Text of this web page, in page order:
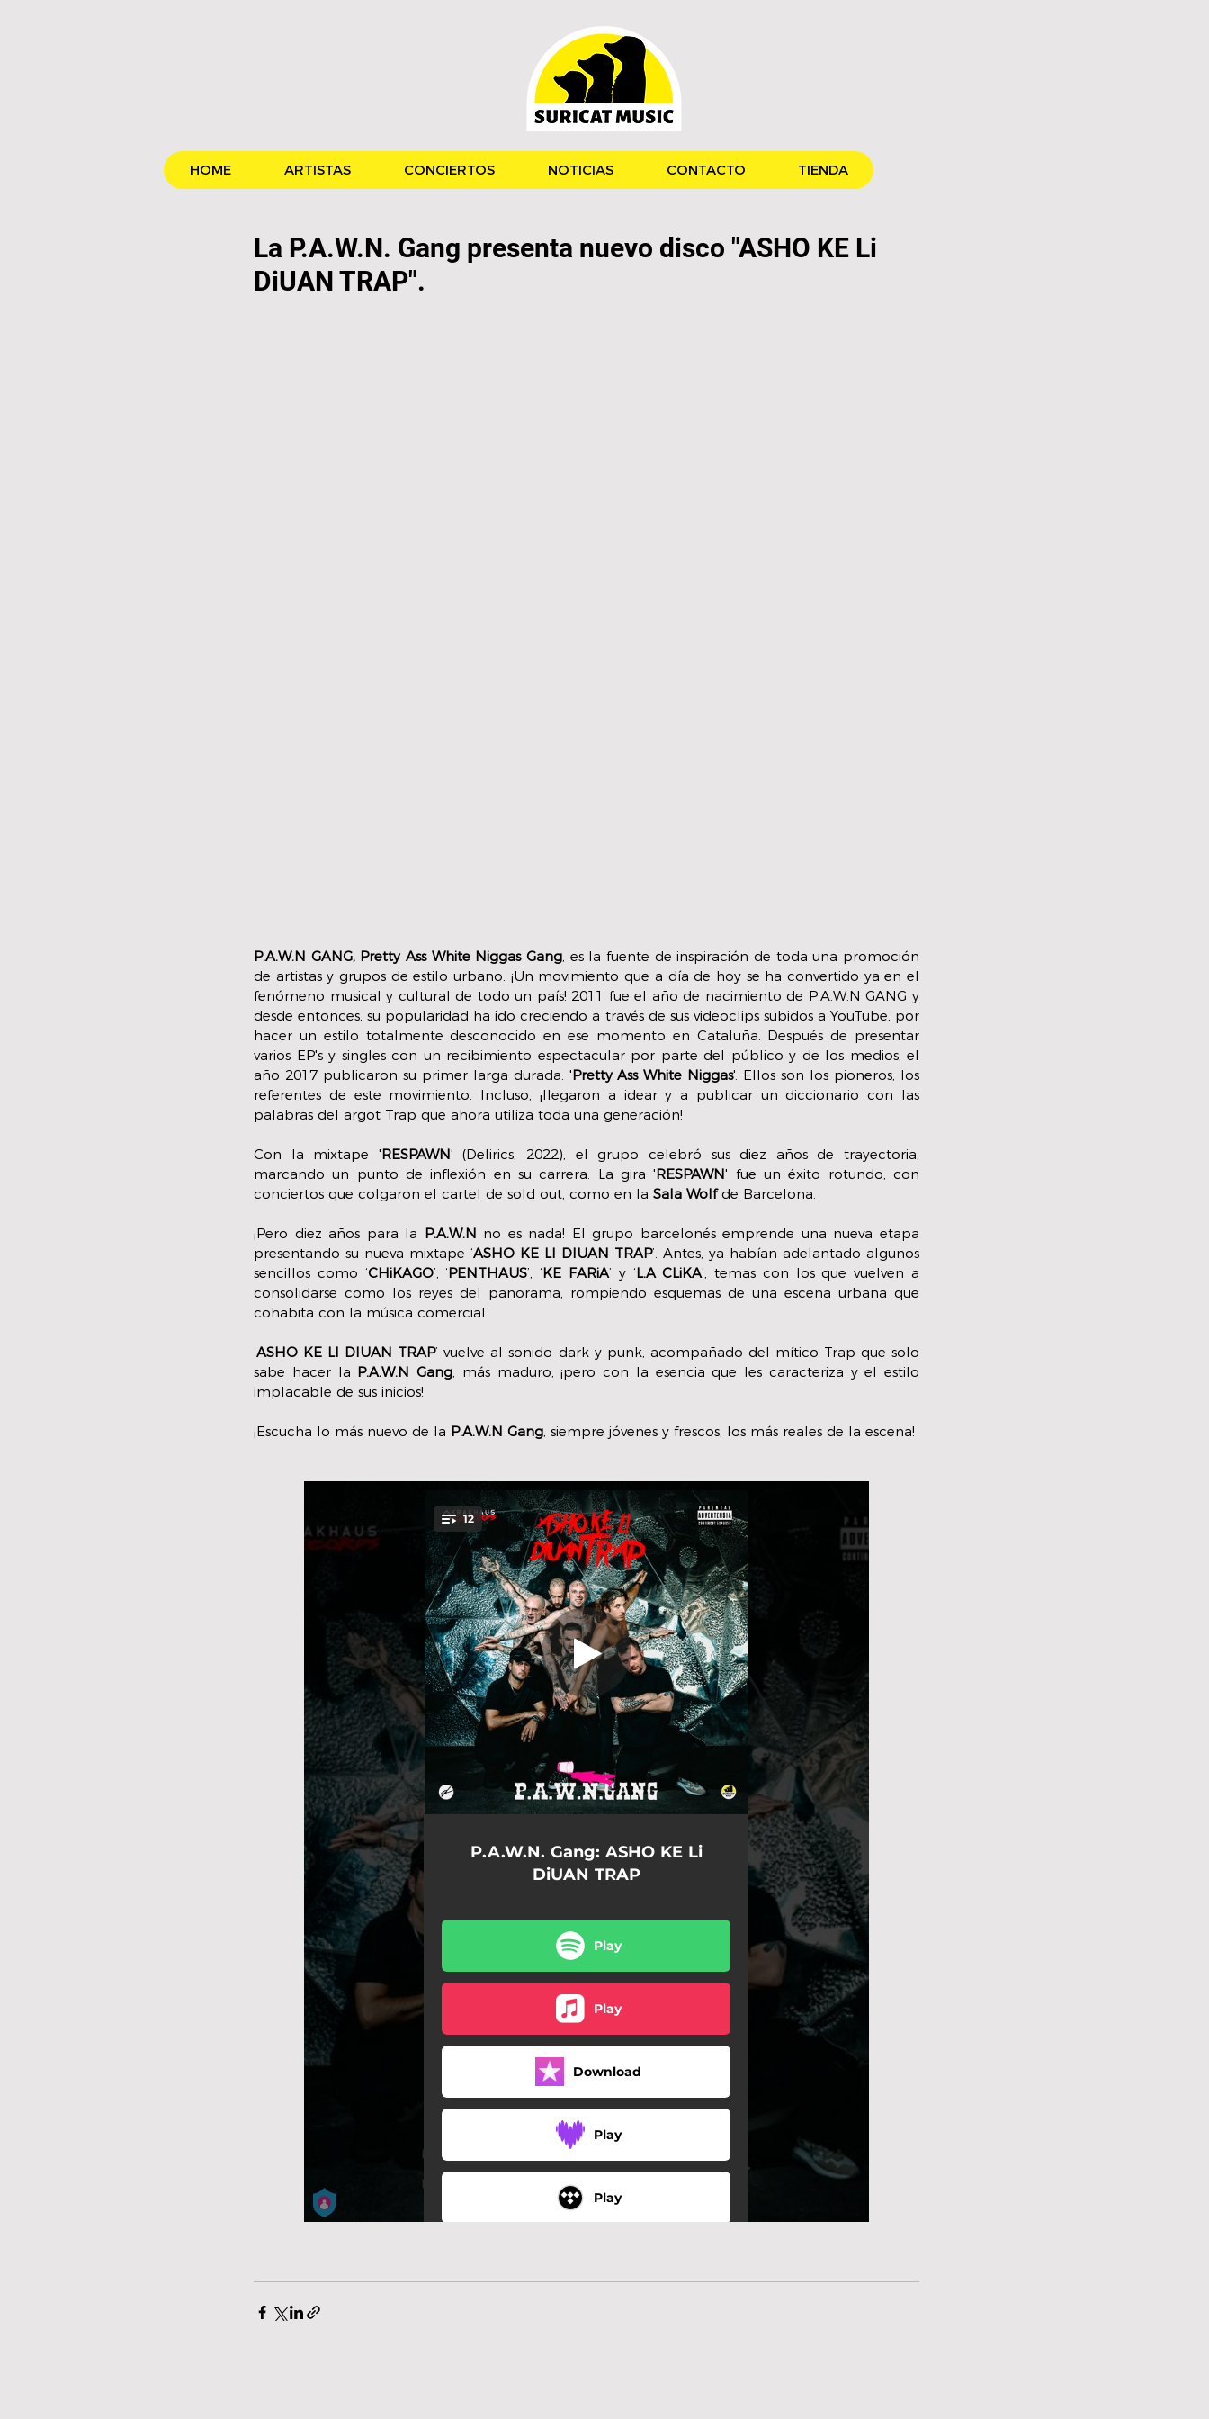
HOME ARTISTAS CONCIERTOS NOTICIAS CONTACTO TIENDA
La P.A.W.N. Gang presenta nuevo disco "ASHO KE Li
DiUAN TRAP".
P.A.W.N GANG, Pretty Ass White Niggas Gang, es la fuente de inspiración de toda una promoción
de artistas y grupos de estilo urbano. ¡Un movimiento que a día de hoy se ha convertido ya en el
fenómeno musical y cultural de todo un país! 2011 fue el año de nacimiento de P.A.W.N GANG y
desde entonces, su popularidad ha ido creciendo a través de sus videoclips subidos a YouTube, por
hacer un estilo totalmente desconocido en ese momento en Cataluña. Después de presentar
varios EP's y singles con un recibimiento espectacular por parte del público y de los medios, el
año 2017 publicaron su primer larga durada: 'Pretty Ass White Niggas'. Ellos son los pioneros, los
referentes de este movimiento. Incluso, ¡llegaron a idear y a publicar un diccionario con las
palabras del argot Trap que ahora utiliza toda una generación!
Con la mixtape 'RESPAWN' (Delirics, 2022), el grupo celebró sus diez años de trayectoria,
marcando un punto de inflexión en su carrera. La gira 'RESPAWN' fue un éxito rotundo, con
conciertos que colgaron el cartel de sold out, como en la Sala Wolf de Barcelona.
¡Pero diez años para la P.A.W.N no es nada! El grupo barcelonés emprende una nueva etapa
presentando su nueva mixtape ‘ASHO KE LI DIUAN TRAP’. Antes, ya habían adelantado algunos
sencillos como ‘CHiKAGO’, ‘PENTHAUS’, ‘KE FARiA’ y ‘L.A CLiKA’, temas con los que vuelven a
consolidarse como los reyes del panorama, rompiendo esquemas de una escena urbana que
cohabita con la música comercial.
‘ASHO KE LI DIUAN TRAP’ vuelve al sonido dark y punk, acompañado del mítico Trap que solo
sabe hacer la P.A.W.N Gang, más maduro, ¡pero con la esencia que les caracteriza y el estilo
implacable de sus inicios!
¡Escucha lo más nuevo de la P.A.W.N Gang, siempre jóvenes y frescos, los más reales de la escena!